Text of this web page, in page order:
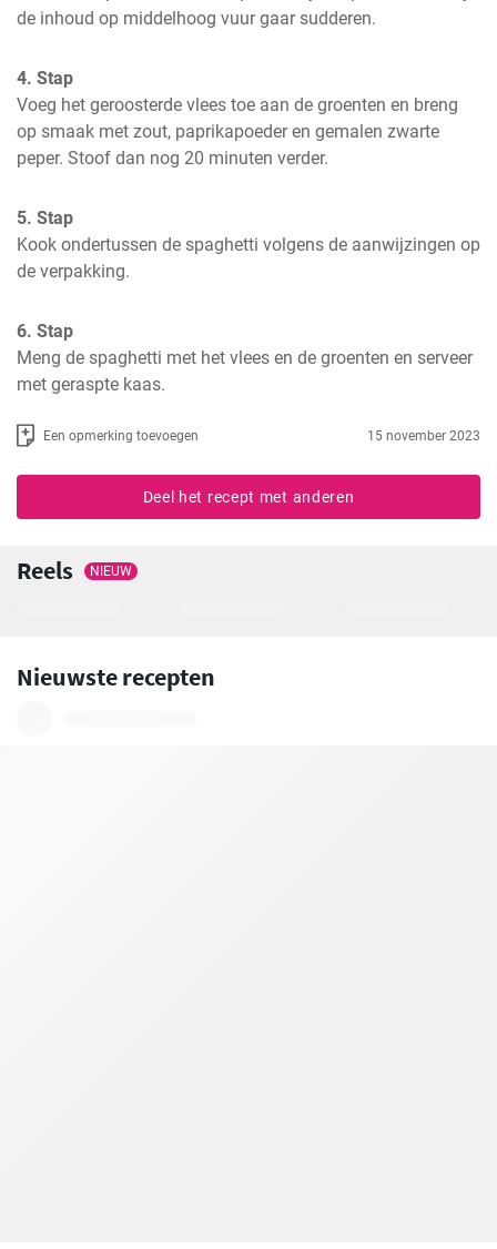
de inhoud op middelhoog vuur gaar sudderen.
4. Stap
Voeg het geroosterde vlees toe aan de groenten en breng
op smaak met zout, paprikapoeder en gemalen zwarte
peper. Stoof dan nog 20 minuten verder.
5. Stap
Kook ondertussen de spaghetti volgens de aanwijzingen op
de verpakking.
6. Stap
Meng de spaghetti met het vlees en de groenten en serveer
met geraspte kaas.
Een opmerking toevoegen 15 november 2023
Deel het recept met anderen
Reels NIEUW
Nieuwste recepten